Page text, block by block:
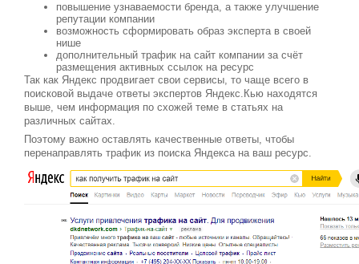
повышение узнаваемости бренда, а также улучшение
репутации компании
возможность сформировать образ эксперта в своей
нише
дополнительный трафик на сайт компании за счёт
размещения активных ссылок на ресурс
Так как Яндекс продвигает свои сервисы, то чаще всего в
поисковой выдаче ответы экспертов Яндекс.Кью находятся
выше, чем информация по схожей теме в статьях на
различных сайтах.
Поэтому важно оставлять качественные ответы, чтобы
перенаправлять трафик из поиска Яндекса на ваш ресурс.